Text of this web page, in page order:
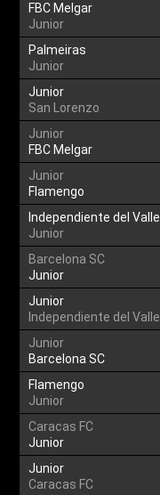
FBC Melgar
Junior
Palmeiras
Junior
Junior
San Lorenzo
Junior
FBC Melgar
Junior
Flamengo
Independiente del Valle
Junior
Barcelona SC
Junior
Junior
Independiente del Valle
Junior
Barcelona SC
Flamengo
Junior
Caracas FC
Junior
Junior
Caracas FC